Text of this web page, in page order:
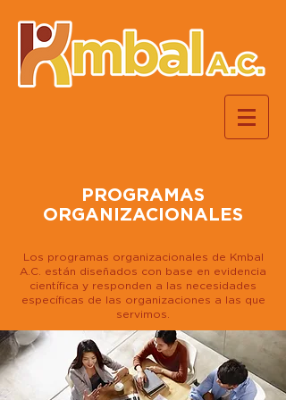
PROGRAMAS
ORGANIZACIONALES
Los programas organizacionales de Kmbal
A.C. están diseñados con base en evidencia
científica y responden a las necesidades
específicas de las organizaciones a las que
servimos.